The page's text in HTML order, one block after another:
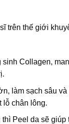
trên thế giới
Collagen,
làm sạch sâu
lỗ chân lông.
Peel da sẽ